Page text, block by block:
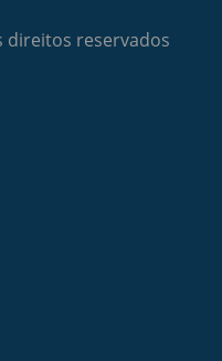
direitos reservados